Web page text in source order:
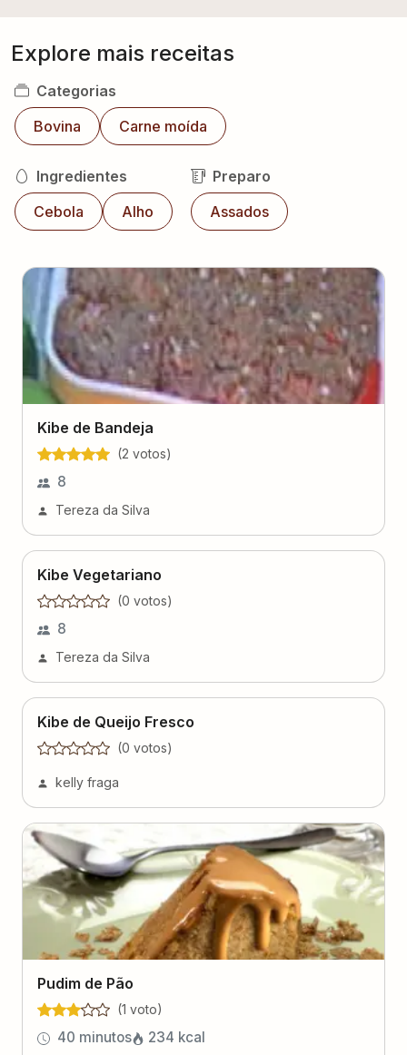
Explore mais receitas
Categorias
Bovina
Carne moída
Ingredientes
Cebola
Alho
Preparo
Assados
Kibe de Bandeja
(2 votos)
8
Tereza da Silva
Kibe Vegetariano
(0 votos)
8
Tereza da Silva
Kibe de Queijo Fresco
(0 votos)
kelly fraga
Pudim de Pão
(1 voto)
40 minutos 234 kcal